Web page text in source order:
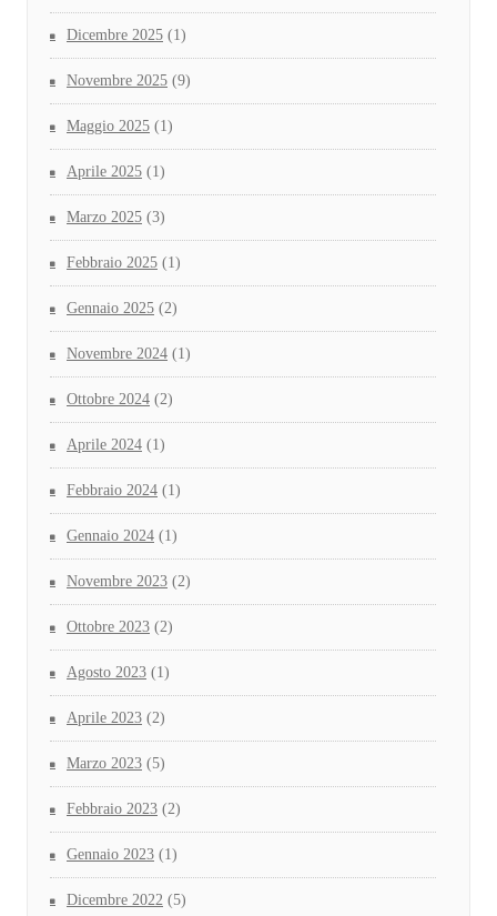
Dicembre 2025 (1)
Novembre 2025 (9)
Maggio 2025 (1)
Aprile 2025 (1)
Marzo 2025 (3)
Febbraio 2025 (1)
Gennaio 2025 (2)
Novembre 2024 (1)
Ottobre 2024 (2)
Aprile 2024 (1)
Febbraio 2024 (1)
Gennaio 2024 (1)
Novembre 2023 (2)
Ottobre 2023 (2)
Agosto 2023 (1)
Aprile 2023 (2)
Marzo 2023 (5)
Febbraio 2023 (2)
Gennaio 2023 (1)
Dicembre 2022 (5)